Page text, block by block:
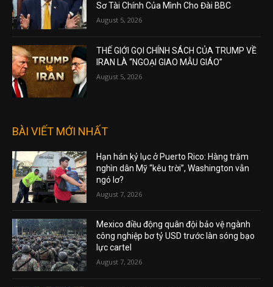
Sơ Tài Chính Của Mình Cho Đài BBC
August 5, 2026
THẾ GIỚI GỌI CHÍNH SÁCH CỦA TRUMP VỀ
IRAN LÀ “NGOẠI GIAO MẪU GIÁO”
August 5, 2026
BÀI VIẾT MỚI NHẤT
Hạn hán kỷ lục ở Puerto Rico: Hàng trăm
nghìn dân Mỹ “kêu trời”, Washington vẫn
ngó lơ?
August 7, 2026
Mexico điều động quân đội bảo vệ ngành
công nghiệp bơ tỷ USD trước làn sóng bạo
lực cartel
August 7, 2026